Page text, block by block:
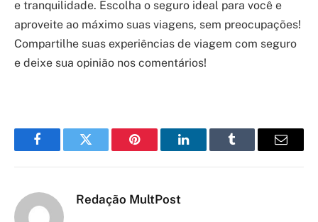
e tranquilidade. Escolha o seguro ideal para você e
aproveite ao máximo suas viagens, sem preocupações!
Compartilhe suas experiências de viagem com seguro
e deixe sua opinião nos comentários!
FacebookTwitter Pinterest LinkedInTumblr Email
Redação MultPost